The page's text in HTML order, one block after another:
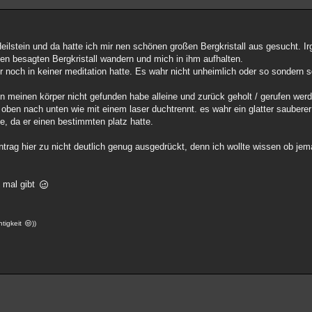
und da hatte ich mir nen schönen großen Bergkristall aus gesucht.
besagten Bergkristall wandern und mich in ihm aufhalten.
in keiner meditation hatte. Es wahr nicht unheimlich oder so sondern
meinen körper nicht gefunden habe alleine und zurück geholt / gerufen
nach unten wie mit einem laser duchtrennt. es wahr ein glatter
da er einen bestimmten platz hatte.
hier zu nicht deutlich genug ausgedrückt, denn ich wollte wissen ob
mal gibt
))